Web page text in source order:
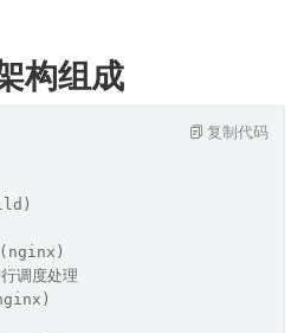
构组成
(nginx)
调度处理
复制代码